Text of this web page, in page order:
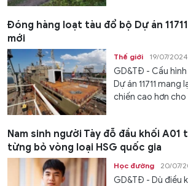
Đóng hàng loạt tàu đổ bộ Dự án
mới
Thế giới 19/07/
GD&TĐ - Cấu
Dự án 11711
chiến cao hơn cho
Nam sinh người Tày đỗ đầu khối A01
từng bỏ vòng loại HSG quốc gia
Học đường 20/07/
GD&TĐ - Dù điều